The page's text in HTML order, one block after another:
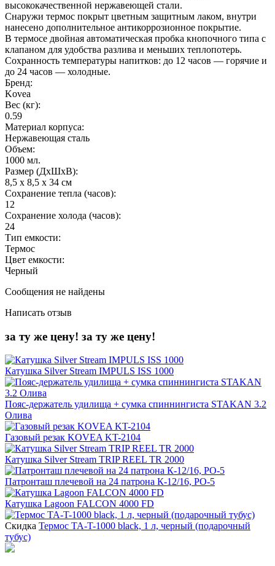
высококачественной нержавеющей стали.
Снаружи термос покрыт цветным защитным лаком, внутри
нанесено дополнительное антикоррозионное покрытие.
В термосе двойная автоматическая пробка кнопочного типа с
клапаном для удобства разлива и меньших теплопотерь.
Сохранность температуры напитков: до 12 часов — горячие и
до 24 часов — холодные.
Бренд:
Kovea
Вес (кг):
0.59
Материал корпуса:
Нержавеющая сталь
Объем:
1000 мл.
Размер (ДхШхВ):
8,5 x 8,5 x 34 см
Сохранение тепла (часов):
12
Сохранение холода (часов):
24
Тип емкости:
Термос
Цвет емкости:
Черный
Сообщения не найдены
Написать отзыв
за ту же цену! за ту же цену!
Катушка Silver Stream IMPULS ISS 1000
Пояс-держатель удилища + cумка спиннингиста STAKAN 3.2
Олива
Газовый резак KOVEA KT-2104
Катушка Silver Stream TRIP REEL TR 2000
Патронташ плечевой на 24 патрона К-12/16, РО-5
Катушка Lagoon FALCON 4000 FD
Скидка Термос TA-T-1000 black, 1 л, черный (подарочный
тубус)